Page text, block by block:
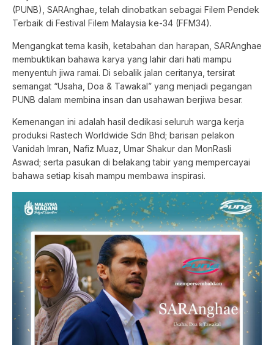
(PUNB), SARAnghae, telah dinobatkan sebagai Filem Pendek
Terbaik di Festival Filem Malaysia ke-34 (FFM34).
Mengangkat tema kasih, ketabahan dan harapan, SARAnghae
membuktikan bahawa karya yang lahir dari hati mampu
menyentuh jiwa ramai. Di sebalik jalan ceritanya, tersirat
semangat “Usaha, Doa & Tawakal” yang menjadi pegangan
PUNB dalam membina insan dan usahawan berjiwa besar.
Kemenangan ini adalah hasil dedikasi seluruh warga kerja
produksi Rastech Worldwide Sdn Bhd; barisan pelakon
Vanidah Imran, Nafiz Muaz, Umar Shakur dan MonRasli
Aswad; serta pasukan di belakang tabir yang mempercayai
bahawa setiap kisah mampu membawa inspirasi.